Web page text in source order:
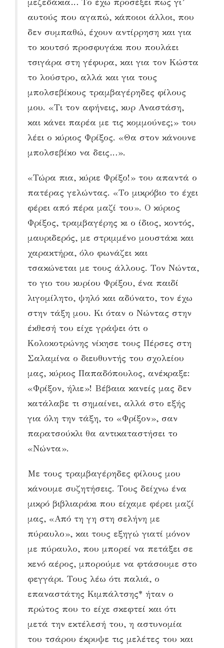
αυτούς που αγαπώ, κάποιοι άλλοι, που
δεν συμπαθώ, έχουν αντίρρηση και για
το κουτσό προσφυγάκι που πουλάει
τσιγάρα στη γέφυρα, και για τον Κώστα
το λούστρο, αλλά και για τους
μπολσεβίκους τραμβαγέρηδες φίλους
μου. «Τι τον αφήνεις, κυρ Αναστάση,
και κάνει παρέα με τις κομμούνες;» του
λέει ο κύριος Φρίξος. «Θα στον κάνουνε
μπολσεβίκο να δεις…».
«Τώρα πια, κύριε Φρίξο!» του απαντά ο
πατέρας γελώντας. «Το μικρόβιο το έχει
φέρει από πέρα μαζί του». Ο κύριος
Φρίξος, τραμβαγέρης κι ο ίδιος, κοντός,
μαυριδερός, με στριμμένο μουστάκι και
χαρακτήρα, όλο φωνάζει και
τσακώνεται με τους άλλους. Τον Νώντα,
το γιο του κυρίου Φρίξου, ένα παιδί
λιγομίλητο, ψηλό και αδύνατο, τον έχω
στην τάξη μου. Κι όταν ο Νώντας στην
έκθεσή του είχε γράψει ότι ο
Κολοκοτρώνης νίκησε τους Πέρσες στη
Σαλαμίνα ο διευθυντής του σχολείου
μας, κύριος Παπαδόπουλος, ανέκραξε:
«Φρίξον, ήλιε»! Βέβαια κανείς μας δεν
κατάλαβε τι σημαίνει, αλλά στο εξής
για όλη την τάξη, το «Φρίξον», σαν
παρατσούκλι θα αντικαταστήσει το
«Νώντα».
Με τους τραμβαγέρηδες φίλους μου
κάνουμε συζητήσεις. Τους δείχνω ένα
μικρό βιβλιαράκι που είχαμε φέρει μαζί
μας, «Από τη γη στη σελήνη με
πύραυλο», και τους εξηγώ γιατί μόνον
με πύραυλο, που μπορεί να πετάξει σε
κενό αέρος, μπορούμε να φτάσουμε στο
φεγγάρι. Τους λέω ότι παλιά, ο
επαναστάτης Κιμπάλτσης* ήταν ο
πρώτος που το είχε σκεφτεί και ότι
μετά την εκτέλεσή του, η αστυνομία
του τσάρου έκρυψε τις μελέτες του και